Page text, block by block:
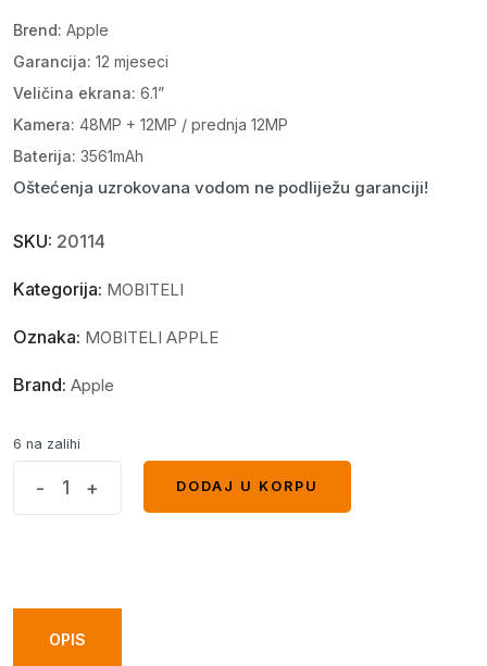
Brend: Apple
Garancija: 12 mjeseci
Veličina ekrana: 6.1”
Kamera: 48MP + 12MP / prednja 12MP
Baterija: 3561mAh
Oštećenja uzrokovana vodom ne podliježu garanciji!
SKU: 20114
Kategorija: MOBITELI
Oznaka: MOBITELI APPLE
Brand: Apple
6 na zalihi
quantity
- +
DODAJ U KORPU
OPIS